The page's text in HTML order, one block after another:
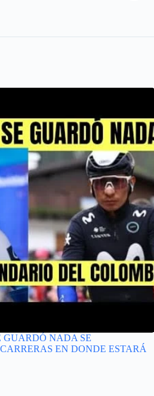
GUARDÓ NADA SE
EN DONDE ESTARÁ